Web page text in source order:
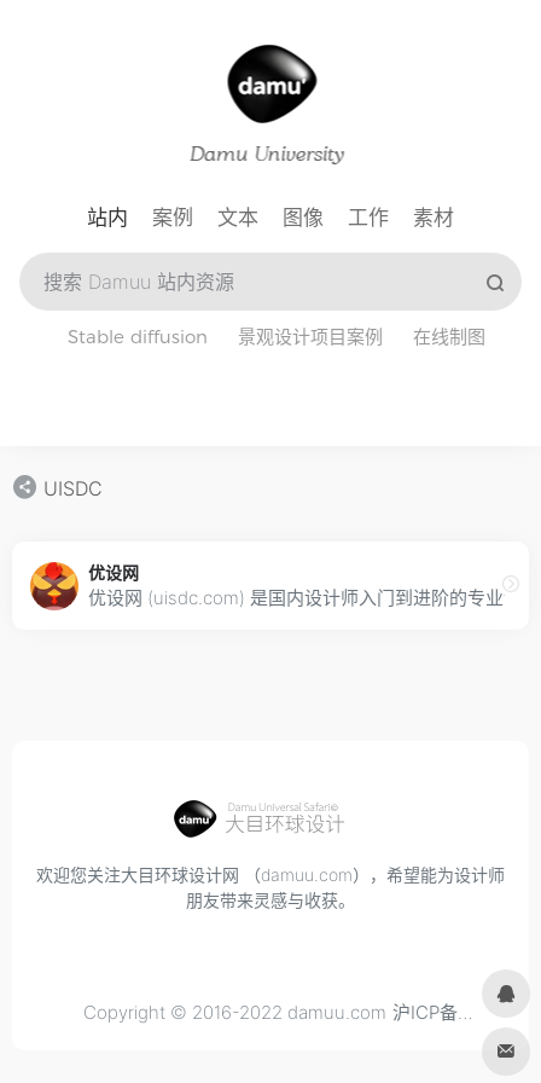
站内 案例 文本 图像 工作 素材
Stable diffusion 景观设计项目案例 在线制图
UISDC
优设网
优设网 (uisdc.com) 是国内设计师入门到进阶的专业设
欢迎您关注大目环球设计网 （damuu.com），希望能为设计师
朋友带来灵感与收获。
Copyright © 2016-2022 damuu.com 沪ICP备